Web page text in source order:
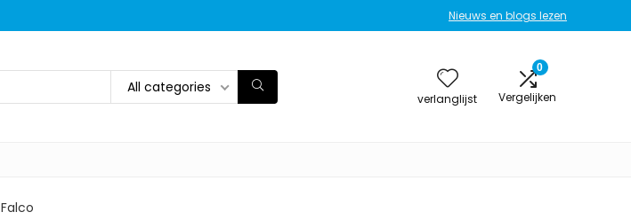
Nieuws en blogs lezen
All categories
verlanglijst
0
Vergelijken
Falco